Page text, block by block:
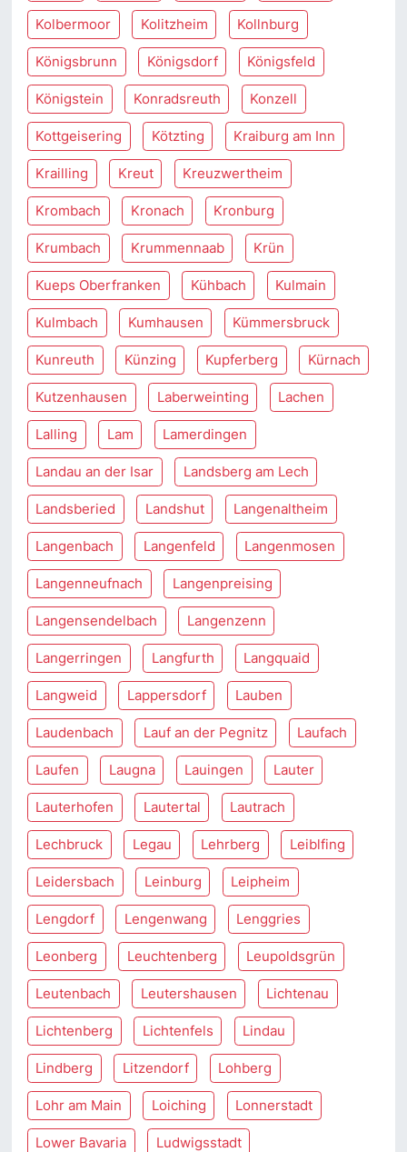
Kolbermoor Kolitzheim Kollnburg
Königsbrunn Königsdorf Königsfeld
Königstein Konradsreuth Konzell
Kottgeisering Kötzting Kraiburg am Inn
Krailling Kreut Kreuzwertheim
Krombach Kronach Kronburg
Krumbach Krummennaab Krün
Kueps Oberfranken Kühbach Kulmain
Kulmbach Kumhausen Kümmersbruck
Kunreuth Künzing Kupferberg Kürnach
Kutzenhausen Laberweinting Lachen
Lalling Lam Lamerdingen
Landau an der Isar Landsberg am Lech
Landsberied Landshut Langenaltheim
Langenbach Langenfeld Langenmosen
Langenneufnach Langenpreising
Langensendelbach Langenzenn
Langerringen Langfurth Langquaid
Langweid Lappersdorf Lauben
Laudenbach Lauf an der Pegnitz Laufach
Laufen Laugna Lauingen Lauter
Lauterhofen Lautertal Lautrach
Lechbruck Legau Lehrberg Leiblfing
Leidersbach Leinburg Leipheim
Lengdorf Lengenwang Lenggries
Leonberg Leuchtenberg Leupoldsgrün
Leutenbach Leutershausen Lichtenau
Lichtenberg Lichtenfels Lindau
Lindberg Litzendorf Lohberg
Lohr am Main Loiching Lonnerstadt
Lower Bavaria Ludwigsstadt